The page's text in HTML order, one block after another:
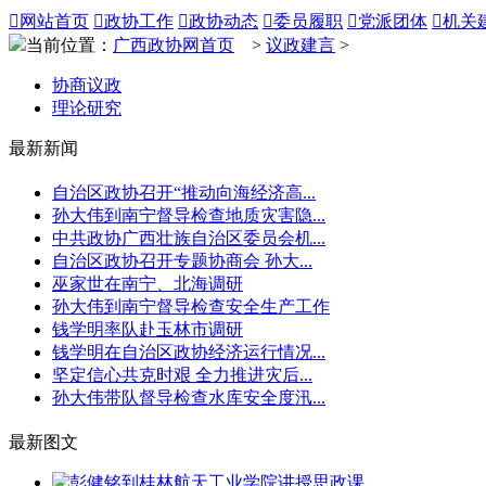
 网站首页 政协工作 政协动态 委员履职 党派团体 机关
当前位置： 广西政协网首页 > 议政建言 >
协商议政
理论研究
最新新闻
自治区政协召开“推动向海经济高...
孙大伟到南宁督导检查地质灾害隐...
中共政协广西壮族自治区委员会机...
自治区政协召开专题协商会 孙大...
巫家世在南宁、北海调研
孙大伟到南宁督导检查安全生产工作
钱学明率队赴玉林市调研
钱学明在自治区政协经济运行情况...
坚定信心共克时艰 全力推进灾后...
孙大伟带队督导检查水库安全度汛...
最新图文